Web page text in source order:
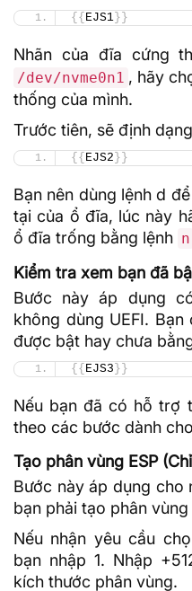
{{ EJS1 }}
Nhãn của đĩa cứng
/dev/nvme0n1 , hãy
thống của mình.
Trước tiên, sẽ định
{{ EJS2 }}
Bạn nên dùng lệnh d
tại của ổ đĩa, lúc này
ổ đĩa trống bằng lệnh n
Kiểm tra xem bạn đã
Bước này áp dụng
không dùng UEFI.
được bật hay chưa
{{ EJS3 }}
Nếu bạn đã có hỗ trợ
theo các bước dành
Tạo phân vùng ESP
Bước này áp dụng cho
bạn phải tạo phân vùng
Nếu nhận yêu cầu
bạn nhập 1. Nhập
kích thước phân vùng.